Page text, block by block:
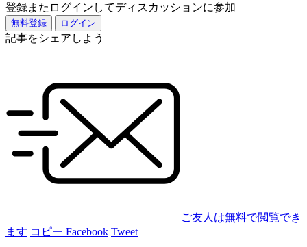
登録またログインしてディスカッションに参加
無料登録 ログイン
記事をシェアしよう
ご友人は無料で閲覧でき
ます コピー Facebook Tweet